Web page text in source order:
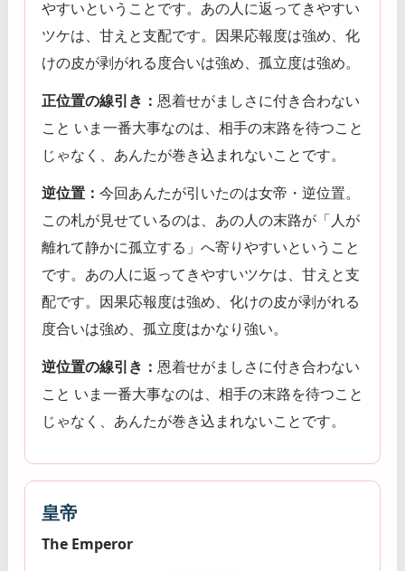
やすいということです。あの人に返ってきやすい
ツケは、甘えと支配です。因果応報度は強め、化
けの皮が剥がれる度合いは強め、孤立度は強め。
正位置の線引き： 恩着せがましさに付き合わない
こと いま一番大事なのは、相手の末路を待つこと
じゃなく、あんたが巻き込まれないことです。
逆位置： 今回あんたが引いたのは女帝・逆位置。
この札が見せているのは、あの人の末路が「人が
離れて静かに孤立する」へ寄りやすいということ
です。あの人に返ってきやすいツケは、甘えと支
配です。因果応報度は強め、化けの皮が剥がれる
度合いは強め、孤立度はかなり強い。
逆位置の線引き： 恩着せがましさに付き合わない
こと いま一番大事なのは、相手の末路を待つこと
じゃなく、あんたが巻き込まれないことです。
皇帝
The Emperor